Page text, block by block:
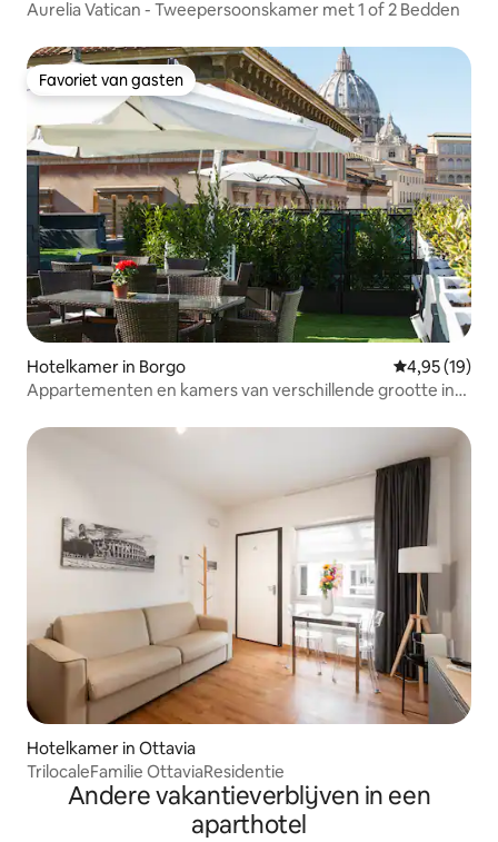
Aurelia Vatican - Tweepersoonskamer met 1 of 2 Bedden
Favoriet van gasten
Favoriet van gasten
Hotelkamer in Borgo Gemiddelde
4,95 (19)
Appartementen en kamers van verschillende grootte in
Hotelkamer in Ottavia
TrilocaleFamilie OttaviaResidentie
Andere vakantieverblijven in een
aparthotel